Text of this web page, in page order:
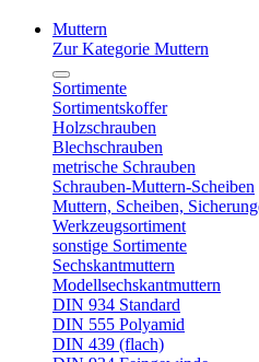
Muttern
Zur Kategorie Muttern
Sortimente
Sortimentskoffer
Holzschrauben
Blechschrauben
metrische Schrauben
Schrauben-Muttern-Scheiben
Muttern, Scheiben,
Werkzeugsortiment
sonstige Sortimente
Sechskantmuttern
Modellsechskantmuttern
DIN 934 Standard
DIN 555 Polyamid
DIN 439 (flach)